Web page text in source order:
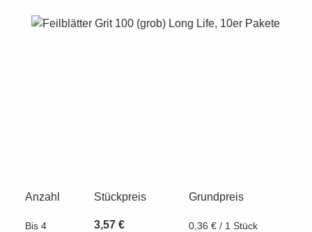
Bildergalerie überspringen
Anzahl Stückpreis Grundpreis
Bis 4 3,57 € 0,36 € / 1 Stück